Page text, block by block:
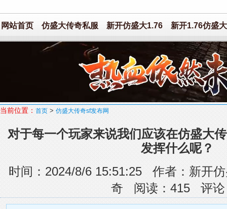
网站首页 仿盛大传奇私服 新开仿盛大1.76 新开1.76仿盛大
当前位置： 首页 > 仿盛大传奇sf发布网
对于每一个玩家来说我们应该在仿盛大
发挥什么呢？
时间：2024/8/6 15:51:25 作者：新开
奇 阅读： 415 评论